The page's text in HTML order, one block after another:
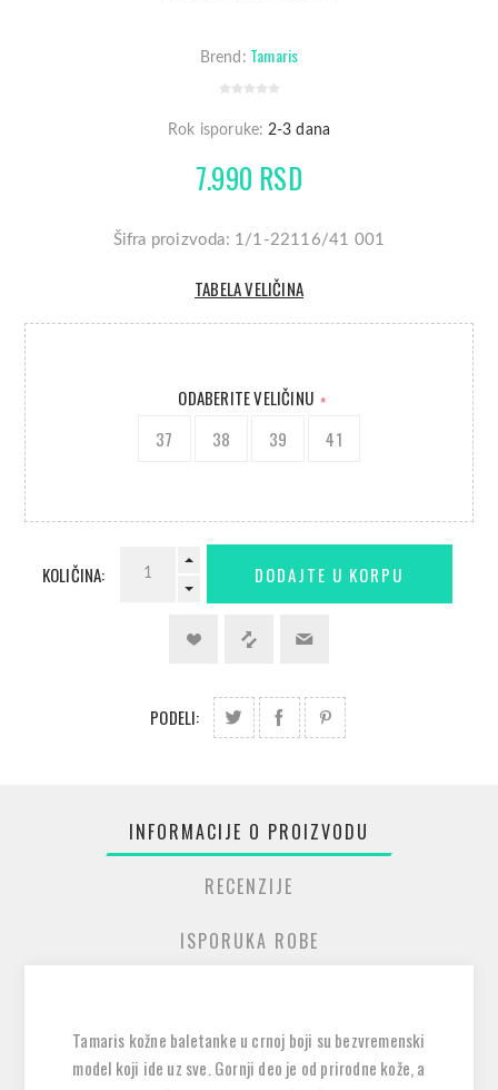
Brend: Tamaris
Rok isporuke: 2-3 dana
7.990 RSD
Šifra proizvoda: 1/1-22116/41 001
TABELA VELIČINA
ODABERITE VELIČINU *
37 38 39 41
KOLIČINA:
PODELI:
INFORMACIJE O PROIZVODU
RECENZIJE
ISPORUKA ROBE
Tamaris kožne baletanke u crnoj boji su bezvremenski
model koji ide uz sve. Gornji deo je od prirodne kože, a